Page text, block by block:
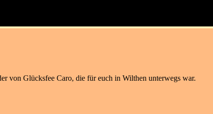
von Glücksfee Caro, die für euch in Wilthen unterwegs war.